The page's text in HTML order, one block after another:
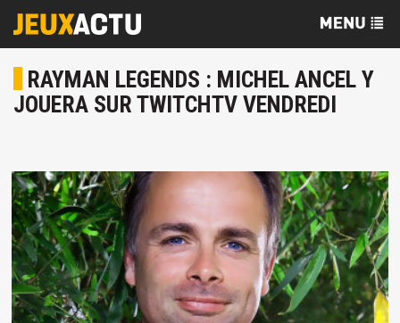
RAYMAN LEGENDS : MICHEL ANCEL Y
JOUERA SUR TWITCHTV VENDREDI